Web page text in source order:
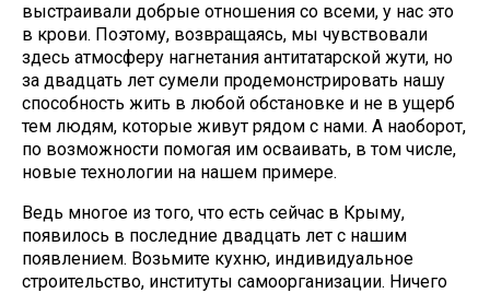
выстраивали добрые отношения со всеми, у нас это
в крови. Поэтому, возвращаясь, мы чувствовали
здесь атмосферу нагнетания антитатарской жути, но
за двадцать лет сумели продемонстрировать нашу
способность жить в любой обстановке и не в ущерб
тем людям, которые живут рядом с нами. А наоборот,
по возможности помогая им осваивать, в том числе,
новые технологии на нашем примере.
Ведь многое из того, что есть сейчас в Крыму,
появилось в последние двадцать лет с нашим
появлением. Возьмите кухню, индивидуальное
строительство, институты самоорганизации. Ничего